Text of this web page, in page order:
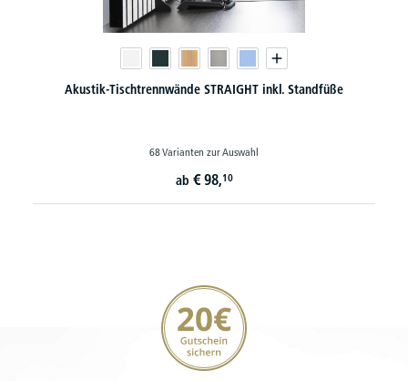
Akustik-Tischtrennwände STRAIGHT inkl. Standfüße
68 Varianten zur Auswahl
ab € 98,10
20€ Gutschein sichern